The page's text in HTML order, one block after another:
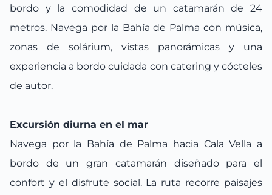
bordo y la comodidad de un catamarán de 24
metros. Navega por la Bahía de Palma con música,
zonas de solárium, vistas panorámicas y una
experiencia a bordo cuidada con catering y cócteles
de autor.
Excursión diurna en el mar
Navega por la Bahía de Palma hacia Cala Vella a
bordo de un gran catamarán diseñado para el
confort y el disfrute social. La ruta recorre paisajes